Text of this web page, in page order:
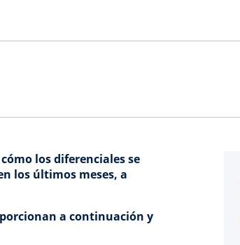
los diferenciales se
los últimos meses, a
a continuación y